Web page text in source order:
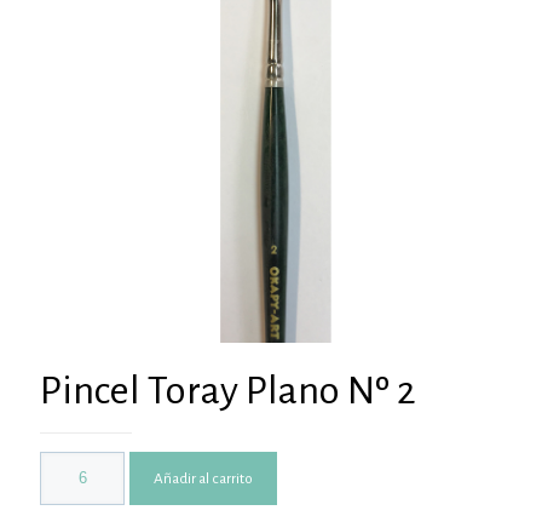
Pincel Toray Plano Nº 2
Añadir al carrito